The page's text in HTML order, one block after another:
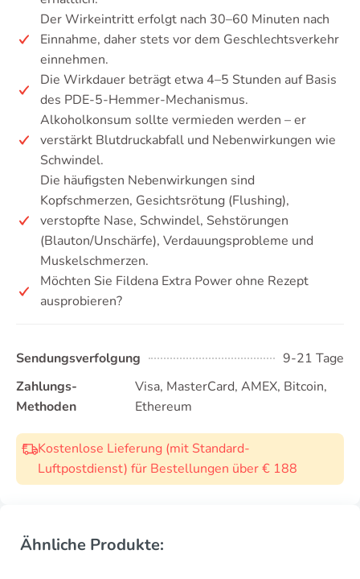
Der Wirkeintritt erfolgt nach 30–60 Minuten nach
Einnahme, daher stets vor dem Geschlechtsverkehr
einnehmen.
Die Wirkdauer beträgt etwa 4–5 Stunden auf Basis
des PDE-5-Hemmer-Mechanismus.
Alkoholkonsum sollte vermieden werden – er
verstärkt Blutdruckabfall und Nebenwirkungen wie
Schwindel.
Die häufigsten Nebenwirkungen sind
Kopfschmerzen, Gesichtsrötung (Flushing),
verstopfte Nase, Schwindel, Sehstörungen
(Blauton/Unschärfe), Verdauungsprobleme und
Muskelschmerzen.
Möchten Sie Fildena Extra Power ohne Rezept
ausprobieren?
Sendungsverfolgung
9-21 Tage
Zahlungs-
Methoden
Visa, MasterCard, AMEX, Bitcoin,
Ethereum
Kostenlose Lieferung (mit Standard-
Luftpostdienst) für Bestellungen über € 188
Ähnliche Produkte: